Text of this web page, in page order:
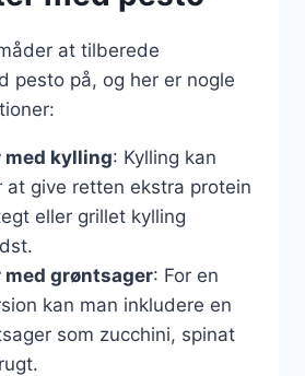
at tilberede
pesto på, og her er nogle
med kylling: Kylling kan
give retten ekstra protein
eller grillet kylling
grøntsager: For en
kan man inkludere en
som zucchini, spinat